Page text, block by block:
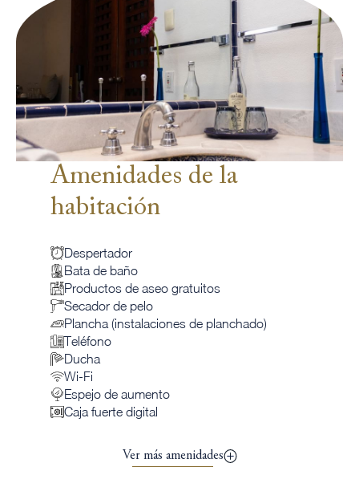
Amenidades de la
habitación
Despertador
Bata de baño
Productos de aseo gratuitos
Secador de pelo
Plancha (instalaciones de planchado)
Teléfono
Ducha
Wi-Fi
Espejo de aumento
Caja fuerte digital
Ver más amenidades